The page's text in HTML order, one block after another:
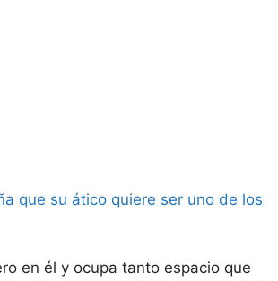
que su ático quiere ser uno de los
en él y ocupa tanto espacio que